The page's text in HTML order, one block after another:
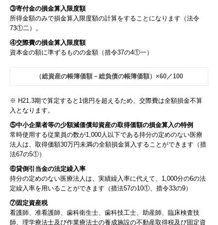
③寄付金の損金算入限度額
所得金額のみで損金算入限度額の計算をすることになります（法令
73①二）。
④交際費の損金算入限度額
資本金の額に準ずるものの金額（措令37の4①一）
（総資産の帳簿価額－総負債の帳簿価額）×60／100
※ H21.3期で算定すると1億円を超えるため、交際費は全額損金不算
入となります。
⑤中小企業者等の少額減価償却資産の取得価額の損金算入の特例
常時使用する従業員の数が1,000人以下である持分の定めのない医療
法人は、取得価額30万円未満の全額損金算入することができます（措
法67の5①）
⑥貸倒引当金の法定繰入率
持分の定めのない医療法人は、実績繰入率に代えて、1,000分の6の法
定繰入率を用いることができます（措法57の10①、措令33の9）
⑦固定資産税
看護師、准看護師、歯科衛生士、歯科技工士、助産師、臨床検査技
師、理学療法士及び作業療法士の養成施設の不動産取得税及び固定資